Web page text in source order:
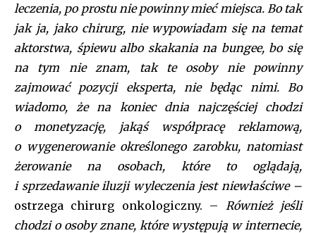
leczenia, po prostu nie powinny mieć miejsca. Bo tak
jak ja, jako chirurg, nie wypowiadam się na temat
aktorstwa, śpiewu albo skakania na bungee, bo się
na tym nie znam, tak te osoby nie powinny
zajmować pozycji eksperta, nie będąc nimi. Bo
wiadomo, że na koniec dnia najczęściej chodzi
o monetyzację, jakąś współpracę reklamową,
o wygenerowanie określonego zarobku, natomiast
żerowanie na osobach, które to oglądają,
i sprzedawanie iluzji wyleczenia jest niewłaściwe –
ostrzega chirurg onkologiczny. – Również jeśli
chodzi o osoby znane, które występują w internecie,